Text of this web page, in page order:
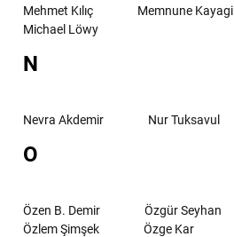
Mehmet Kılıç
Memnune Kayagil
Michael Löwy
N
Nevra Akdemir Nur Tuksavul
O
Özen B. Demir
Özgür Seyhan
Özlem Şimşek
Özge Kar